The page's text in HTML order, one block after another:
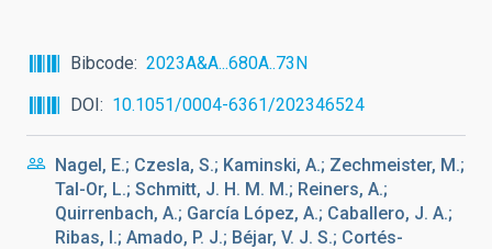
Bibcode
2023A&A...680A..73N
DOI
10.1051/0004-6361/202346524
Nagel, E.; Czesla, S.; Kaminski, A.; Zechmeister, M.;
Tal-Or, L.; Schmitt, J. H. M. M.; Reiners, A.;
Quirrenbach, A.; García López, A.; Caballero, J. A.;
Ribas, I.; Amado, P. J.; Béjar, V. J. S.; Cortés-